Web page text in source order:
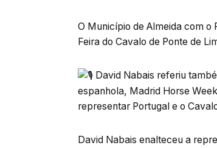
O Município de Almeida com o
Feira do Cavalo de Ponte de
David Nabais referiu
espanhola, Madrid Horse
representar Portugal e o
David Nabais enalteceu a